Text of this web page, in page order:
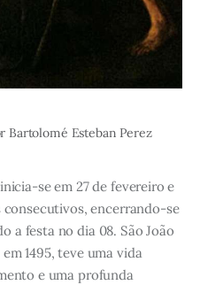
Bartolomé Esteban Perez
se em 27 de fevereiro e
encerrando-se
a festa no dia 08. São João
1495, teve uma vida
e uma profunda